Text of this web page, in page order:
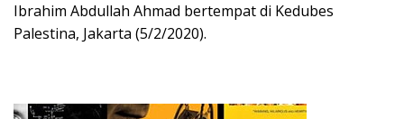
Ibrahim Abdullah Ahmad bertempat di Kedubes
Palestina, Jakarta (5/2/2020).